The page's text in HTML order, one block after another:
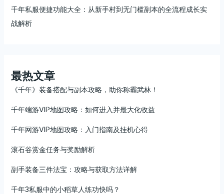
千年私服便捷功能大全：从新手村到无门槛副本的全流程成长实
战解析
最热文章
《千年》装备搭配与副本攻略，助你称霸武林！
千年端游VIP地图攻略：如何进入并最大化收益
千年网游VIP地图攻略：入门指南及挂机心得
滚石谷赏金任务与奖励解析
副手装备三件法宝：攻略与获取方法详解
千年3私服中的小稻草人练功快吗？